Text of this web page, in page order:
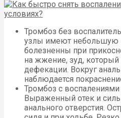
Тромбоз без
узлы имеют небольшую
болезненны при
на жжение, зуд, который
дефекации. Вокруг
наблюдается
Тромбоз с
Выраженный отек и
анального отверстия.